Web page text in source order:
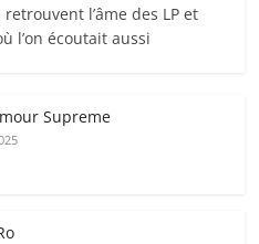
l’âme des LP et
l’on écoutait aussi
Supreme